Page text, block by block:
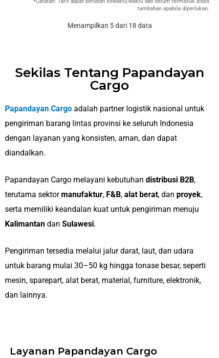
*Catatan: Tarif dapat berubah sewaktu-waktu dan belum termasuk biaya
tambahan apabila diperlukan.
Menampilkan 5 dari 18 data
Sekilas Tentang Papandayan
Cargo
Papandayan Cargo adalah partner logistik nasional untuk
pengiriman barang lintas provinsi ke seluruh Indonesia
dengan layanan yang konsisten, aman, dan dapat
diandalkan.
Papandayan Cargo melayani kebutuhan distribusi B2B,
terutama sektormanufaktur, F&B, alat berat, dan proyek,
serta memiliki keandalan kuat untuk pengiriman menuju
Kalimantan dan Sulawesi.
Pengiriman tersedia melalui jalur darat, laut, dan udara
untuk barang mulai 30–50 kg hingga tonase besar, seperti
mesin, sparepart, alat berat, material, furniture, elektronik,
dan lainnya.
Layanan Papandayan Cargo